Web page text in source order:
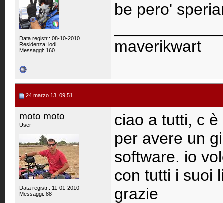
Data registr.: 08-10-2010
Residenza: lodi
Messaggi: 160
be pero'
maverikwart
24 marzo 13, 09:51
moto moto
User
Data registr.: 11-01-2010
Messaggi: 88
ciao a tutti, c
per avere un
software. io
con tutti i suoi
grazie